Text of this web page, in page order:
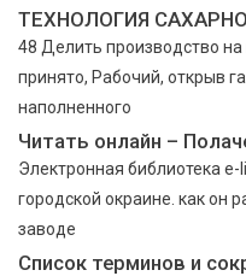
ТЕХНОЛОГИЯ
48 Делить производство
принято, Рабочий, открыв
наполненного
Читать онлайн –
Электронная библиотека
городской окраине. как он
заводе
Список терминов и